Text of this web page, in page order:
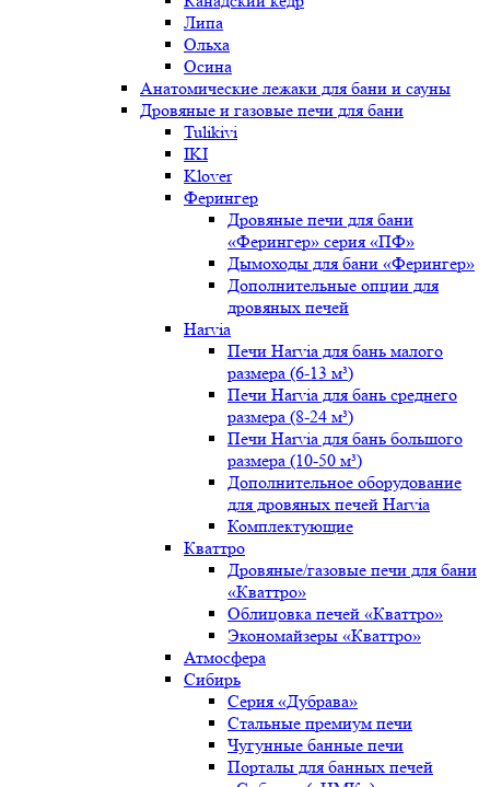
Липа
Ольха
Осина
Анатомические лежаки для бани и сауны
Дровяные и газовые печи для бани
Tulikivi
IKI
Klover
Ферингер
Дровяные печи для бани
«Ферингер» серия «ПФ»
Дымоходы для бани «Ферингер»
Дополнительные опции для
дровяных печей
Harvia
Печи Harvia для бань малого
размера (6-13 м³)
Печи Harvia для бань среднего
размера (8-24 м³)
Печи Harvia для бань большого
размера (10-50 м³)
Дополнительное оборудование
для дровяных печей Harvia
Комплектующие
Кваттро
Дровяные/газовые печи для бани
«Кваттро»
Облицовка печей «Кваттро»
Экономайзеры «Кваттро»
Атмосфера
Сибирь
Серия «Дубрава»
Стальные премиум печи
Чугунные банные печи
Порталы для банных печей